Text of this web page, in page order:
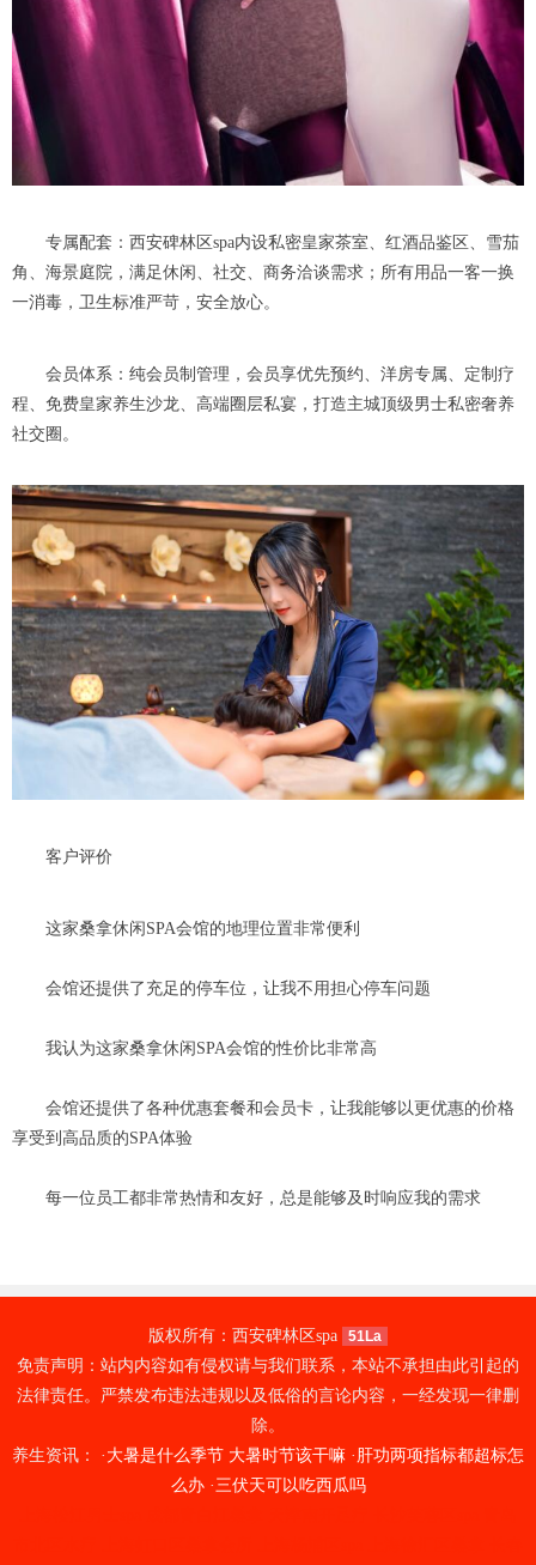
专属配套：西安碑林区spa内设私密皇家茶室、红酒品鉴区、雪茄
角、海景庭院，满足休闲、社交、商务洽谈需求；所有用品一客一换
一消毒，卫生标准严苛，安全放心。
会员体系：纯会员制管理，会员享优先预约、洋房专属、定制疗
程、免费皇家养生沙龙、高端圈层私宴，打造主城顶级男士私密奢养
社交圈。
客户评价
这家桑拿休闲SPA会馆的地理位置非常便利
会馆还提供了充足的停车位，让我不用担心停车问题
我认为这家桑拿休闲SPA会馆的性价比非常高
会馆还提供了各种优惠套餐和会员卡，让我能够以更优惠的价格
享受到高品质的SPA体验
每一位员工都非常热情和友好，总是能够及时响应我的需求
版权所有：西安碑林区spa 51La
免责声明：站内内容如有侵权请与我们联系，本站不承担由此引起的
法律责任。严禁发布违法违规以及低俗的言论内容，一经发现一律删
除。
养生资讯： · 大暑是什么季节 大暑时节该干嘛 · 肝功两项指标都超标怎
么办·三伏天可以吃西瓜吗